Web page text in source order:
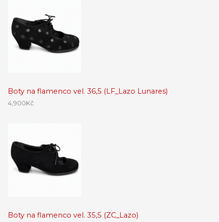
Boty na flamenco vel. 36,5 (LF_Lazo Lunares)
4,900Kč
Boty na flamenco vel. 35,5 (ZC_Lazo)